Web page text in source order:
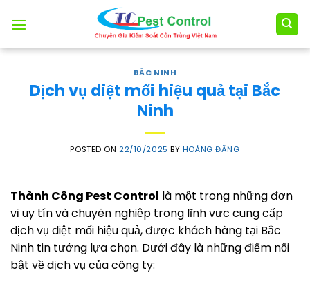
BẮC NINH
Dịch vụ diệt mối hiệu quả tại Bắc
Ninh
POSTED ON 22/10/2025 BY HOÀNG ĐĂNG
Thành Công Pest Control là một trong những đơn
vị uy tín và chuyên nghiệp trong lĩnh vực cung cấp
dịch vụ diệt mối hiệu quả, được khách hàng tại Bắc
Ninh tin tưởng lựa chọn. Dưới đây là những điểm nổi
bật về dịch vụ của công ty: